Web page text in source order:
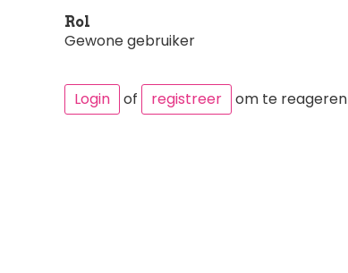
Rol
Gewone gebruiker
Login of registreer om te reageren